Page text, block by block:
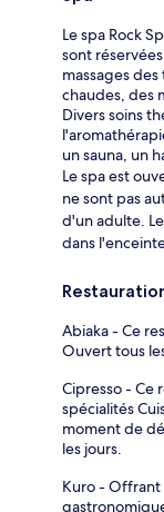
Le spa Rock
sont
massages
chaudes, des
Divers soins
un sauna, un
Le spa est
ne sont pas
d'un adulte.
dans
Abiaka - Ce
Ouvert tous
Cipresso - Ce
spécialités
moment de
les jours.
Kuro - Offrant